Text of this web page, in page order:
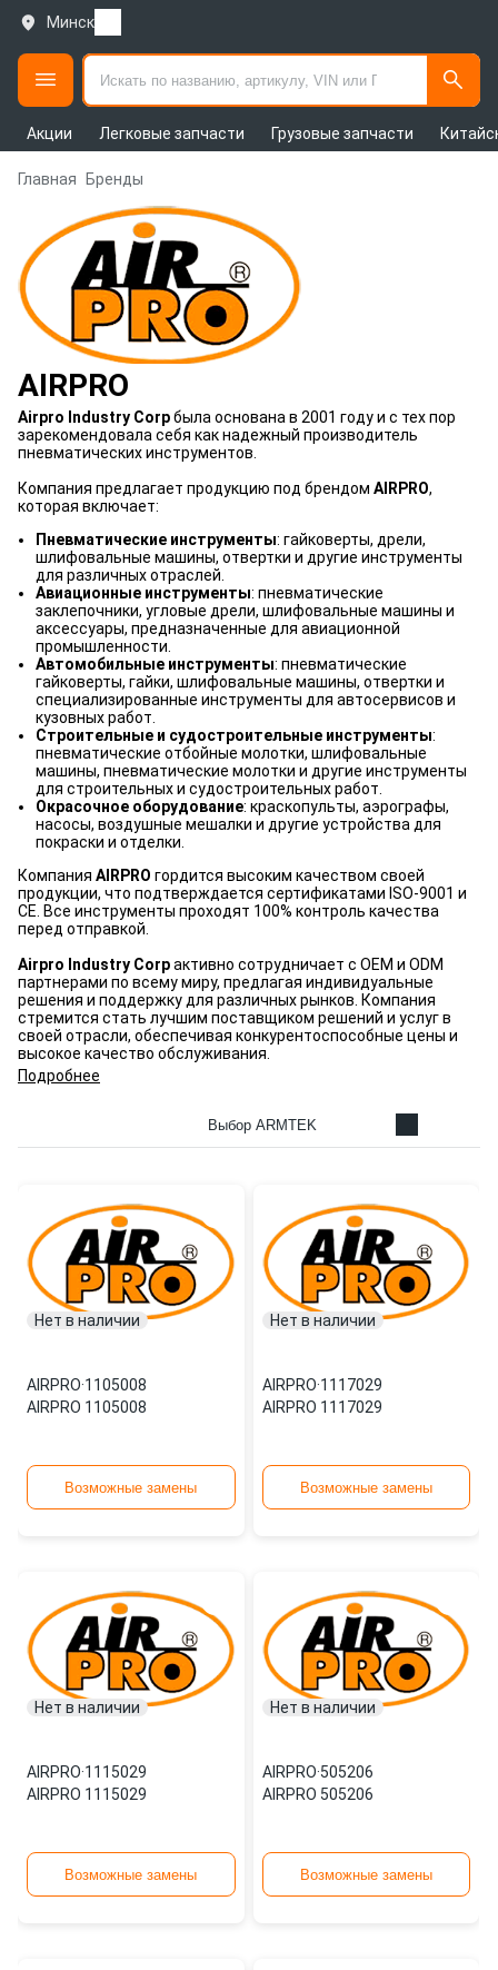
Минск
Акции Легковые запчасти Грузовые запчасти
Главная Бренды
AIRPRO
Airpro Industry Corpбыла основана в 2001 году и с тех пор
зарекомендовала себя как надежный производитель
пневматических инструментов.
Компания предлагает продукцию под брендом AIRPRO,
которая включает:
Пневматические инструменты: гайковерты, дрели,
шлифовальные машины, отвертки и другие инструменты
для различных отраслей.
Авиационные инструменты: пневматические
заклепочники, угловые дрели, шлифовальные машины и
аксессуары, предназначенные для авиационной
промышленности.
Автомобильные инструменты: пневматические
гайковерты, гайки, шлифовальные машины, отвертки и
специализированные инструменты для автосервисов и
кузовных работ.
Строительные и судостроительные инструменты:
пневматические отбойные молотки, шлифовальные
машины, пневматические молотки и другие инструменты
для строительных и судостроительных работ.
Окрасочное оборудование: краскопульты, аэрографы,
насосы, воздушные мешалки и другие устройства для
покраски и отделки.
Компания AIRPRO гордится высоким качеством своей
продукции, что подтверждается сертификатами ISO-9001 и
CE. Все инструменты проходят 100% контроль качества
перед отправкой.
Airpro Industry Corpактивно сотрудничает с OEM и ODM
партнерами по всему миру, предлагая индивидуальные
решения и поддержку для различных рынков. Компания
стремится стать лучшим поставщиком решений и услуг в
своей отрасли, обеспечивая конкурентоспособные цены и
высокое качество обслуживания.
Подробнее
Выбор ARMTEK
Нет в наличии
AIRPRO·1105008
AIRPRO 1105008
Возможные замены
Нет в наличии
AIRPRO·1117029
AIRPRO 1117029
Возможные замены
Нет в наличии
AIRPRO·1115029
AIRPRO 1115029
Возможные замены
Нет в наличии
AIRPRO·505206
AIRPRO 505206
Возможные замены